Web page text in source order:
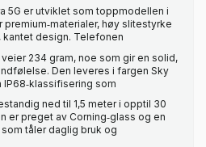
5G er utviklet som toppmodellen i
høy slitestyrke
kantet design. Telefonen
234 gram, noe som gir en solid,
Den leveres i fargen Sky
IP68‑klassifisering som
ned til 1,5 meter i opptil 30
er preget av Corning‑glass og en
tåler daglig bruk og